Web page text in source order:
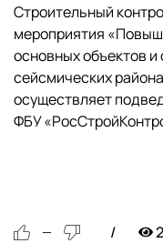
Строительный
мероприятия
основных объектов
сейсмических
осуществляет
ФБУ
—